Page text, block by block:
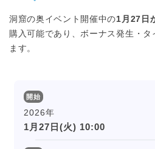
洞窟の奥イベント開催中の1月27日
購入可能であり、ボーナス発生・
ます。
開始
2026年
1月27日(火) 10:00